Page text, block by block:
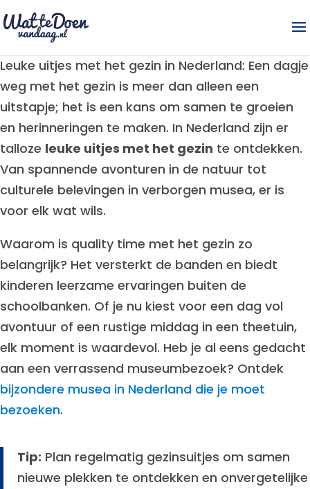
Leuke uitjes met het gezin in Nederland: Een dagje
weg met het gezin is meer dan alleen een
uitstapje; het is een kans om samen te groeien
en herinneringen te maken. In Nederland zijn er
talloze leuke uitjes met het gezin te ontdekken.
Van spannende avonturen in de natuur tot
culturele belevingen in verborgen musea, er is
voor elk wat wils.
Waarom is quality time met het gezin zo
belangrijk? Het versterkt de banden en biedt
kinderen leerzame ervaringen buiten de
schoolbanken. Of je nu kiest voor een dag vol
avontuur of een rustige middag in een theetuin,
elk moment is waardevol. Heb je al eens gedacht
aan een verrassend museumbezoek? Ontdek
bijzondere musea in Nederland die je moet
bezoeken.
Tip: Plan regelmatig gezinsuitjes om samen
nieuwe plekken te ontdekken en onvergetelijke